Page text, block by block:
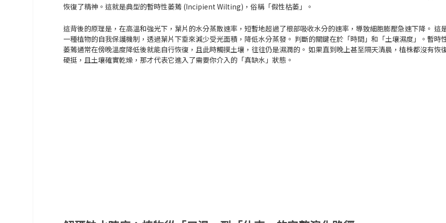
恢復了精神。這就是典型的暫時性萎蔫 (Incipient Wilting) ，俗稱「假性枯萎」。
這背後的原理是，在高溫和強光下，葉片的水分蒸散速率，短暫地超過了根部吸收水分的速率，導致細胞膨壓急速下降。 這
一種植物的自我保護機制，透過葉片下垂來減少受光面積，降低水分蒸發。 判斷的關鍵在於「時間」和「土壤濕度」。暫時
萎蔫通常在傍晚溫度降低後就能自行恢復，且此時觸摸土壤，往往仍是濕潤的。 如果直到晚上甚至隔天清晨，植株都沒有恢
硬挺，且土壤確實乾燥，那才代表它進入了需要你介入的「真缺水」狀態。